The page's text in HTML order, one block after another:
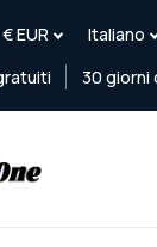
30 giorni